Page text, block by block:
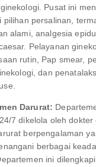
Pusat ini
pilihan persalinan,
alami, analgesia
Pelayanan
rutin, Pap smear,
dan
Darurat:
7 dikelola oleh dokter
berpengalaman
berbagai
ini